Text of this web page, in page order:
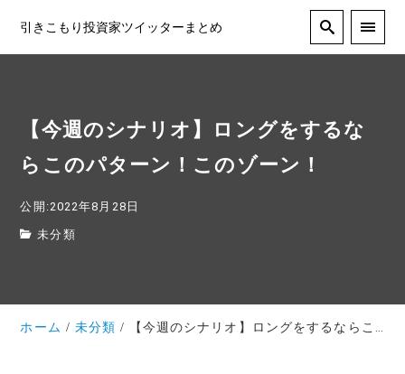
引きこもり投資家ツイッターまとめ
【今週のシナリオ】ロングをするな
らこのパターン！このゾーン！
公開:2022年8月28日
未分類
ホーム 未分類 【今週のシナリオ】ロングをするならこのパターン！このゾーン！